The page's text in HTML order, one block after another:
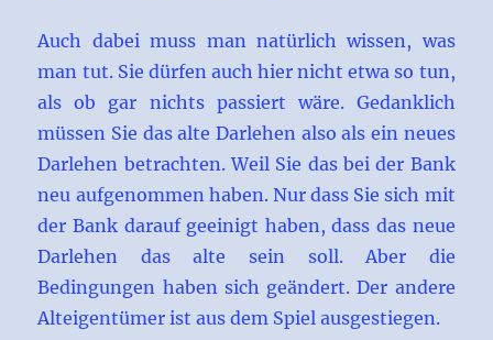
Auch dabei muss man natürlich wissen, was
man tut. Sie dürfen auch hier nicht etwa so tun,
als ob gar nichts passiert wäre. Gedanklich
müssen Sie das alte Darlehen also als ein neues
Darlehen betrachten. Weil Sie das bei der Bank
neu aufgenommen haben. Nur dass Sie sich mit
der Bank darauf geeinigt haben, dass das neue
Darlehen das alte sein soll. Aber die
Bedingungen haben sich geändert. Der andere
Alteigentümer ist aus dem Spiel ausgestiegen.